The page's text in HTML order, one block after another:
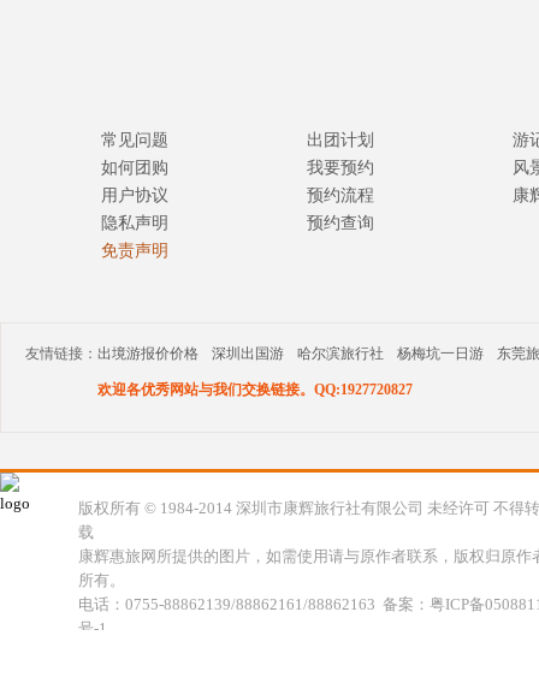
常见问题
如何团购
用户协议
隐私声明
免责声明
出团计划
我要预约
预约流程
预约查询
游
风
康
友情链接： 出境游报价价格 深圳出国游 哈尔滨旅行社 杨梅坑一日游 东莞
欢迎各优秀网站与我们交换链接。QQ:1927720827
版权所有 © 1984-2014 深圳市康辉旅行社有限公司 未经许可 不得转
载
康辉惠旅网所提供的图片，如需使用请与原作者联系，版权归原作
所有。
电话：0755-88862139/88862161/88862163 备案：粤ICP备
号-1